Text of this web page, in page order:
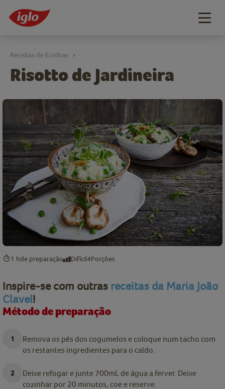
Risotto de Jardineira
Receitas de Ervilhas >
1 hde preparação Difícil4Porções
Inspire-se com outras receitas da Maria João
Clavel!
Método de preparação
Remova os pés dos cogumelos e coloque num tacho com
os restantes ingredientes para o caldo.
Deixe refogar e junte 700mL de água a ferver. Deixe
cozinhar por 20 minutos, coe e reserve.